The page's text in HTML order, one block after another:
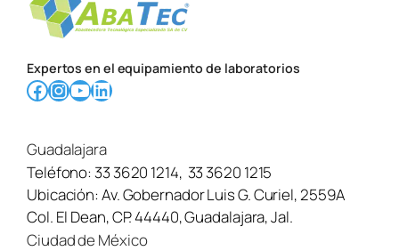
Expertos en el equipamiento de laboratorios
Facebook InstagramYouTube LinkedIn
Guadalajara
Teléfono:33 3620 1214, 33 3620 1215
Ubicación:Av. Gobernador Luis G. Curiel, 2559A
Col. El Dean, CP. 44440, Guadalajara, Jal.
Ciudad de México